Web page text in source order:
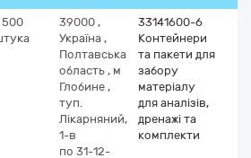
500
39000 ,
Україна ,
Полтавська
область , м
Глобине ,
туп.
Лікарняний,
1-в
по 31-12-
33141600-6
Контейнери
та пакети для
забору
матеріалу
для аналізів,
дренажі та
комплекти